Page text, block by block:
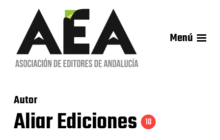
Menú
Autor
Aliar Ediciones 10